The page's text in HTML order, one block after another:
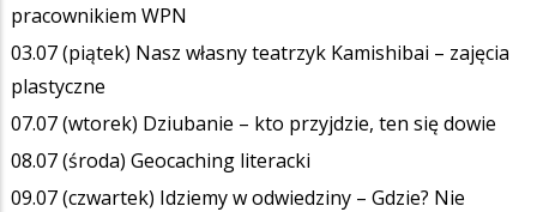
pracownikiem WPN
03.07 (piątek) Nasz własny teatrzyk Kamishibai – zajęcia
plastyczne
07.07 (wtorek) Dziubanie – kto przyjdzie, ten się dowie
08.07 (środa) Geocaching literacki
09.07 (czwartek) Idziemy w odwiedziny – Gdzie? Nie